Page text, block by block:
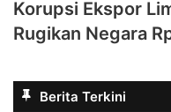
Korupsi Ekspor
Rugikan Negara
Berita Terkini